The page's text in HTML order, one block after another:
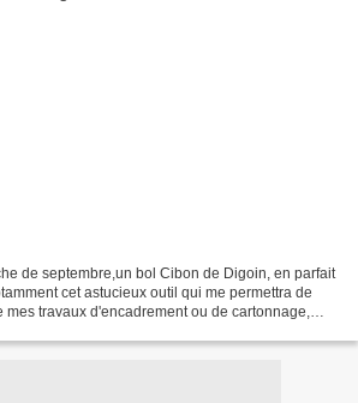
de septembre,un bol Cibon de Digoin, en parfait
cet astucieux outil qui me permettra de
travaux d'encadrement ou de cartonnage,